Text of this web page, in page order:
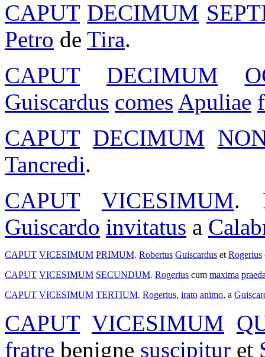
CAPUT DECIMUM
Petro de Tira.
CAPUT
DECIMUM
Guiscardus comes Apuliae
CAPUT DECIMUM
Tancredi.
CAPUT
VICESIMUM.
Guiscardo invitatus a
CAPUT VICESIMUM PRIMUM. Robertus Guiscardus et Rogerius
CAPUT VICESIMUM SECUNDUM. Rogerius cum maxima
CAPUT VICESIMUM TERTIUM. Rogerius, irato animo, a
CAPUT VICESIMUM
fratre benigne suscipitur et